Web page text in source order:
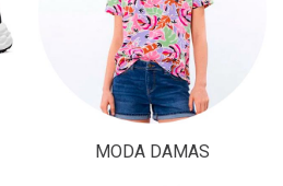
MODA DAMAS